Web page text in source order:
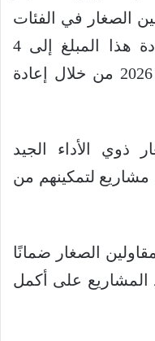
الصغار في الفئات
من G1 إلى G4. وقد تم زيادة هذا المبلغ إلى 4
مليارات رينغيت ماليزي لعام 2026 من خلال إعادة
ذوي الأداء الجيد
لتمكينهم من
الصغار ضمانًا
المشاريع على أكمل